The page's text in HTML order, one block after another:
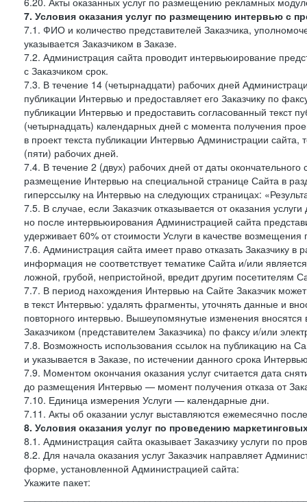
7. Условия оказания услуг по размещению интервью с
7.1. ФИО и количество представителей Заказчика,
указывается Заказчиком в Заказе.
7.2. Администрация сайта проводит интервьюирование
с Заказчиком срок.
7.3. В течение 14 (четырнадцати) рабочих дней
публикации Интервью и предоставляет его Заказчику по
публикации Интервью и предоставить согласованный текст
(четырнадцать) календарных дней с момента получения
в проект текста публикации Интервью Администрации сайта,
(пяти) рабочих дней.
7.4. В течение 2 (двух) рабочих дней от даты
размещение Интервью на специальной странице Сайта в
гиперссылку на Интервью на следующих страницах:
7.5. В случае, если Заказчик отказывается от оказания
но после интервьюирования Администрацией сайта
удерживает 60% от стоимости Услуги в качестве
7.6. Администрация сайта имеет право отказать Заказчику
информация не соответствует тематике Сайта и/или
ложной, грубой, непристойной, вредит другим посетителям
7.7. В период нахождения Интервью на Сайте Заказчик
в текст Интервью: удалять фрагменты, уточнять данные и
повторного интервью. Вышеупомянутые изменения
Заказчиком (представителем Заказчика) по факсу и/или
7.8. Возможность использования ссылок на публикацию на
и указывается в Заказе, по истечении данного срока
7.9. Моментом окончания оказания услуг считается дата
до размещения Интервью — момент получения отказа от
7.10. Единица измерения Услуги — календарные дни.
7.11. Акты об оказании услуг выставляются ежемесячно
8. Условия оказания услуг по проведению
8.1. Администрация сайта оказывает Заказчику услуги по
8.2. Для начала оказания услуг Заказчик направляет
форме, установленной Администрацией сайта:
Укажите пакет: